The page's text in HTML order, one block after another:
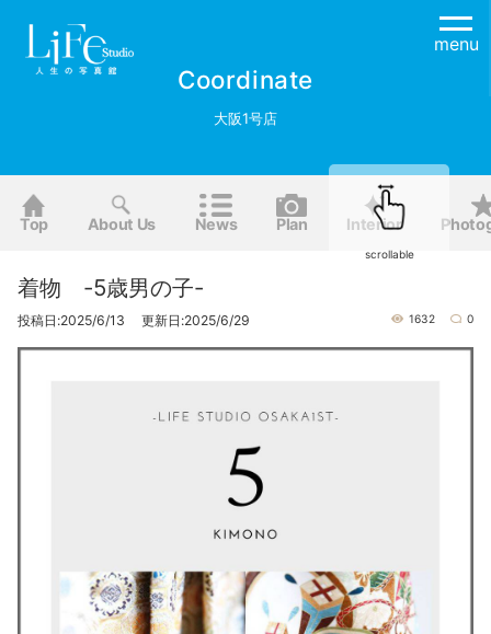
menu
Coordinate
大阪1号店
Top About Us News Plan Interior
scrollable
着物 -5歳男の子-
投稿日:2025/6/13 更新日:2025/6/29 1632 0